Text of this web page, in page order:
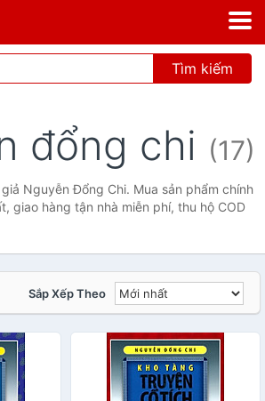
Tìm kiếm
đổng chi (17)
Nguyễn Đổng Chi. Mua sản phẩm chính
giao hàng tận nhà miễn phí, thu hộ COD
Sắp Xếp Theo